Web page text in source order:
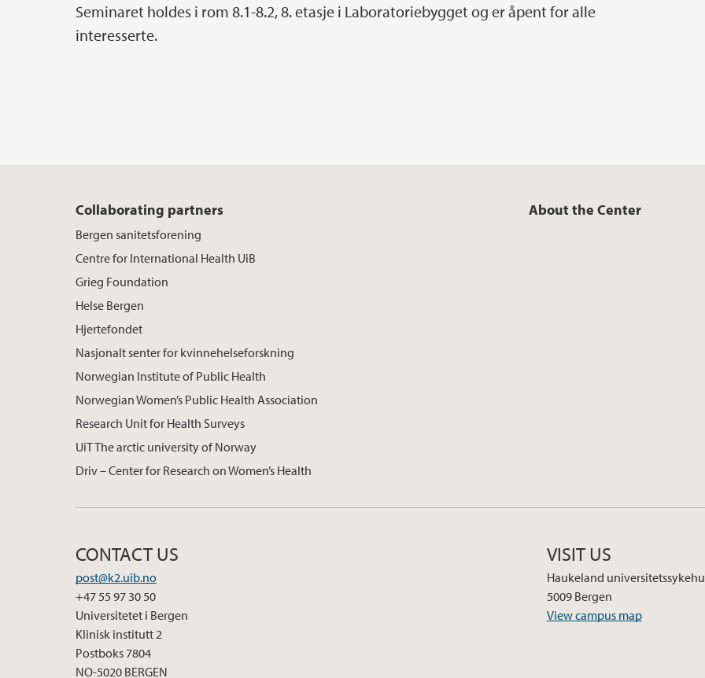
Seminaret holdes i rom 8.1-8.2, 8. etasje i Laboratoriebygget og er åpent for alle
interesserte.
Collaborating partners
Bergen sanitetsforening
Centre for International Health UiB
Grieg Foundation
Helse Bergen
Hjertefondet
Nasjonalt senter for kvinnehelseforskning
Norwegian Institute of Public Health
Norwegian Women’s Public Health Association
Research Unit for Health Surveys
UiT The arctic university of Norway
Driv – Center for Research on Women’s Health
About the Center
CONTACT US
post@k2.uib.no
+47 55 97 30 50
Universitetet i Bergen
Klinisk institutt 2
Postboks 7804
NO-5020 BERGEN
VISIT US
Haukeland
5009 Bergen
View campus map